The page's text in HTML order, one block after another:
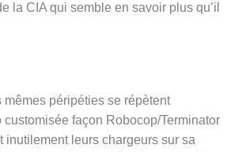
la CIA qui semble en savoir plus qu’il
péripéties se répètent
façon Robocop/Terminator
leurs chargeurs sur sa